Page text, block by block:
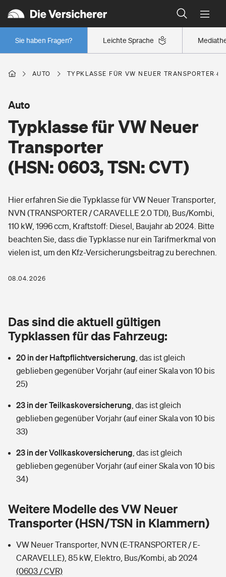
Leichte Sprache
Sie haben Fragen?
Wer versichert was: Jetzt Versicherer finden
Regionalklassen: So ist Ihre Region eingestuft
Wer versichert was: Jetzt Versicherer finden
Berufsunfähigkeitsversicherung
Erwerbsunfähigkeitsversicherung
Arbeitsrechtsschutz
Berufshaftpflichtversicherung
Rentenrechner: Wie viel Geld bekomme ich im Alter?
Wer versichert was: Jetzt Versicherer finden
Sie haben Fragen?
Wohnen
Wohngebäudeversicherung
Hausratversicherung
Elementarversicherung
Photovoltaik
Wärmepumpen versichern
Vermieterrrechtsschutz
Mietkautionsversicherung
Restkreditversicherung
Zur Übersicht
Hochwasser-Check: Wie gefährdet ist Ihr Haus?
Wer versichert was: Jetzt Versicherer finden
Sie haben Fragen?
Pri­vate Haft­pflicht­
Rechts­schutz­ver­si­che­rung
Kinderunfall­ver­si­che­rung
Reiseversicherung
Handyversicherung
Private Cyberversicherung
Musikinstrumentenversicherung
Zur Übersicht
Tools
Gesundheit
Private Krankenversicherung
Tierkrankenversicherung
Zur Übersicht
Wer versichert was: Jetzt Versicherer finden
Sie haben Fragen?
Rentenrechner: Wie viel Geld bekomme ich im Alter?
AUTO TYPKLASSE FÜR VW NEUER TRANSPORTER
Typklasse für VW Neuer
Transporter
(HSN: 0603, TSN: CVT)
Auto
Hier erfahren Sie die Typklasse für VW Neuer Transporter,
NVN (TRANSPORTER / CARAVELLE 2.0 TDI), Bus/Kombi,
110 kW, 1996 ccm, Kraftstoff: Diesel, Baujahr ab 2024. Bitte
beachten Sie, dass die Typklasse nur ein Tarifmerkmal von
vielen ist, um den Kfz-Versicherungsbeitrag zu berechnen.
08.04.2026
Das sind die aktuell gültigen
Typklassen für das Fahrzeug:
20 in der Haftpflichtversicherung das ist gleich
geblieben gegenüber Vorjahr (auf einer Skala von 10 bis
25)
23 in der Teilkaskoversicherung das ist gleich
geblieben gegenüber Vorjahr (auf einer Skala von 10 bis
33)
23 in der Vollkaskoversicherung das ist gleich
geblieben gegenüber Vorjahr (auf einer Skala von 10 bis
34)
Weitere Modelle des VW Neuer
Transporter (HSN/TSN in Klammern)
VW Neuer Transporter, NVN (E-TRANSPORTER / E-
CARAVELLE), 85 kW, Elektro, Bus/Kombi, ab 2024
(0603 / CVR)